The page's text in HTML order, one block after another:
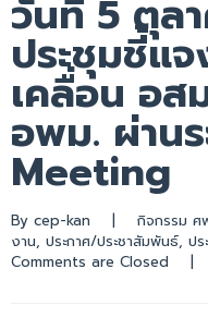
วันที่ 5 ตุล
ประชุมชี้แ
เคลื่อน อส
อพม. ผ่าน
Meeting
By cep-kan | กิจกรรม ศ
งาน, ประกาศ/ประชาสัมพันธ์, ปร
Comments are Closed
|